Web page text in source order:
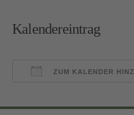
Kalendereintrag
ZUM KALENDER